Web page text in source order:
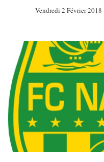
Vendredi 2 Février